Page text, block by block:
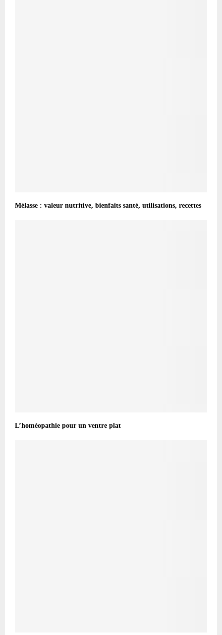
Mélasse : valeur nutritive, bienfaits santé, utilisations, recettes
L’homéopathie pour un ventre plat